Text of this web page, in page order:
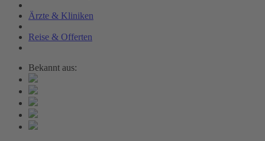
Ärzte & Kliniken
Reise & Offerten
Bekannt aus: